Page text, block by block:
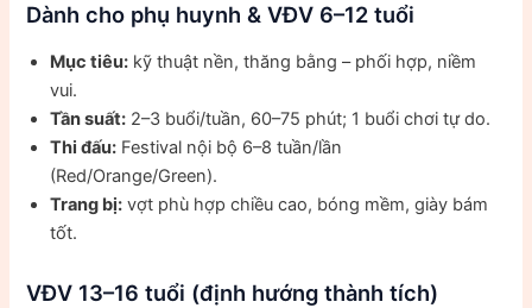
Dành cho phụ huynh & VĐV 6–12 tuổi
Mục tiêu: kỹ thuật nền, thăng bằng – phối hợp, niềm
vui.
Tần suất: 2–3 buổi/tuần, 60–75 phút; 1 buổi chơi tự do.
Thi đấu: Festival nội bộ 6–8 tuần/lần
(Red/Orange/Green).
Trang bị: vợt phù hợp chiều cao, bóng mềm, giày bám
tốt.
VĐV 13–16 tuổi (định hướng thành tích)